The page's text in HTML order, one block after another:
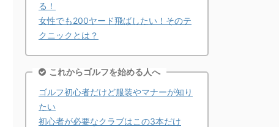
る！
女性でも200ヤード飛ばしたい！そのテ
クニックとは？
これからゴルフを始める人へ
ゴルフ初心者だけど服装やマナーが知り
たい
初心者が必要なクラブはこの3本だけ